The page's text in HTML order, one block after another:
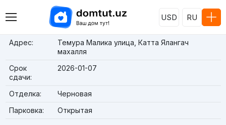
USD RU
Адрес:
Темура Малика улица, Катта Ялангач
махалля
Срок
сдачи:
2026-01-07
Отделка:
Черновая
Парковка:
Открытая